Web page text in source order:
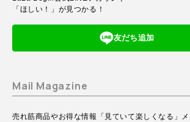
「ほしい！」が見つかる！
友だち追加
Mail Magazine
売れ筋商品やお得な情報「見ていて楽しくなる」